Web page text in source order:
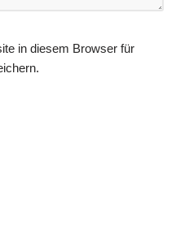
in diesem Browser für